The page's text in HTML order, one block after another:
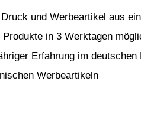
und Werbeartikel aus
in 3 Werktagen
Erfahrung im deutschen
Werbeartikeln